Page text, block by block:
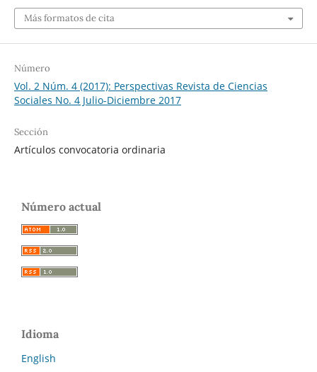
Más formatos de cita
Número
Vol. 2 Núm. 4 (2017): Perspectivas Revista de Ciencias
Sociales No. 4 Julio-Diciembre 2017
Sección
Artículos convocatoria ordinaria
Número actual
Idioma
English